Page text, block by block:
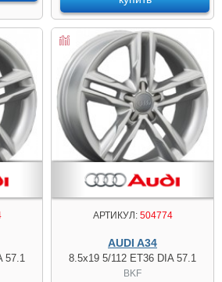
57.1
АРТИКУЛ:504774
AUDI A34
8.5x19 5/112 ET36 DIA 57.1
BKF